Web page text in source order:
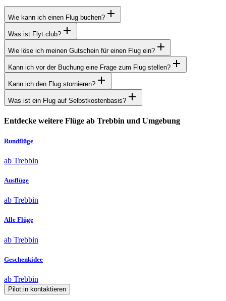
Wie kann ich einen Flug buchen?
Was ist Flyt.club?
Wie löse ich meinen Gutschein für einen Flug ein?
Kann ich vor der Buchung eine Frage zum Flug stellen?
Kann ich den Flug stornieren?
Was ist ein Flug auf Selbstkostenbasis?
Entdecke weitere Flüge ab Trebbin und Umgebung
Rundflüge
ab Trebbin
Ausflüge
ab Trebbin
Alle Flüge
ab Trebbin
Geschenkidee
ab Trebbin
Pilot:in kontaktieren